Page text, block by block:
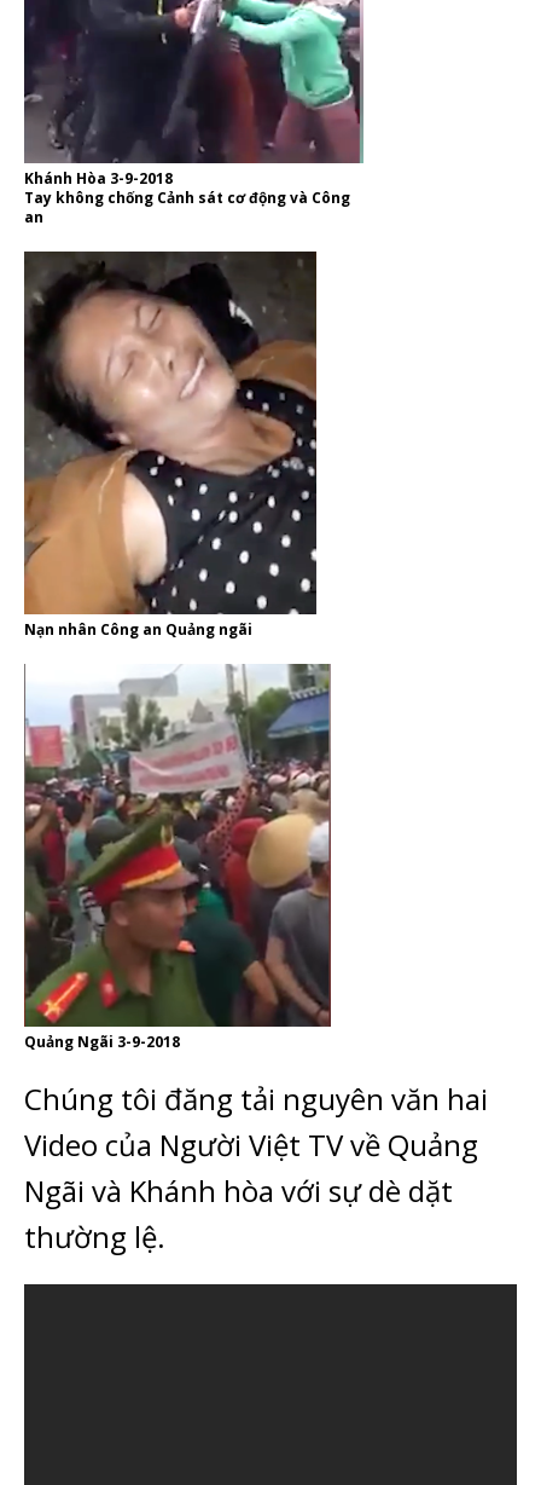
Khánh Hòa 3-9-2018
Tay không chống Cảnh sát cơ động và Công
an
Nạn nhân Công an Quảng ngãi
Quảng Ngãi 3-9-2018
Chúng tôi đăng tải nguyên văn hai
Video của Người Việt TV về Quảng
Ngãi và Khánh hòa với sự dè dặt
thường lệ.